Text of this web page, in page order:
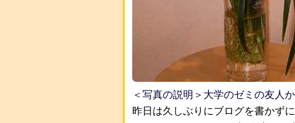
＜写真の説明＞大学のゼミの友人
昨日は久しぶりにブログを書かず